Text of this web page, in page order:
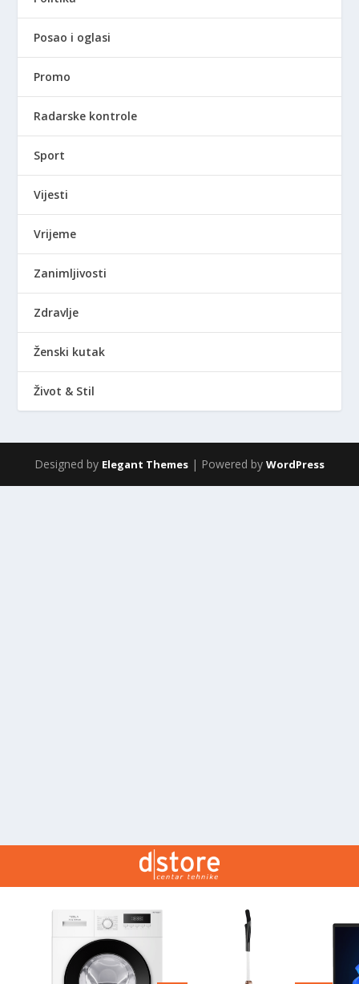
Posao i oglasi
Promo
Radarske kontrole
Sport
Vijesti
Vrijeme
Zanimljivosti
Zdravlje
Ženski kutak
Život & Stil
Designed by Elegant Themes | Powered by WordPress